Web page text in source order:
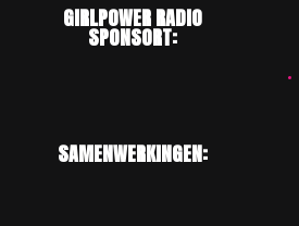
GIRLPOWER RADIO
SPONSORT:
SAMENWERKINGEN: